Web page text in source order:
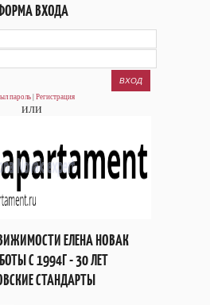
ВХОДА
пароль Регистрация
или
ЕЛЕНА НОВАК
С 1994Г - 30 ЛЕТ
СТАНДАРТЫ